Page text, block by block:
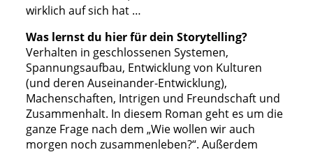
wirklich auf sich hat …
Was lernst du hier für dein Storytelling?
Verhalten in geschlossenen Systemen,
Spannungsaufbau, Entwicklung von Kulturen
(und deren Auseinander-Entwicklung),
Machenschaften, Intrigen und Freundschaft und
Zusammenhalt. In diesem Roman geht es um die
ganze Frage nach dem „Wie wollen wir auch
morgen noch zusammenleben?“. Außerdem